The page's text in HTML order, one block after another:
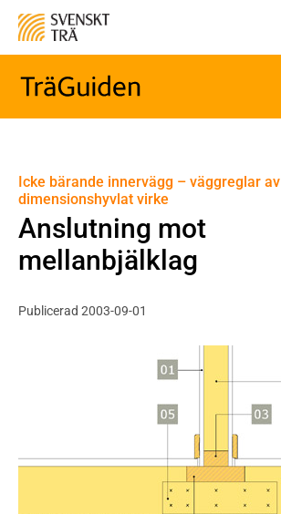
Icke bärande innervägg – väggreglar av
dimensionshyvlat virke
Anslutning mot
mellanbjälklag
Publicerad 2003-09-01